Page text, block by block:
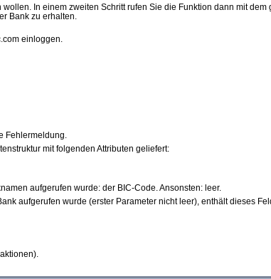
In einem zweiten Schritt rufen Sie die Funktion dann mit
Bank zu erhalten.
einloggen.
Fehlermeldung.
mit folgenden Attributen geliefert:
aufgerufen wurde: der BIC-Code. Ansonsten: leer.
aufgerufen wurde (erster Parameter nicht leer), enthält dieses